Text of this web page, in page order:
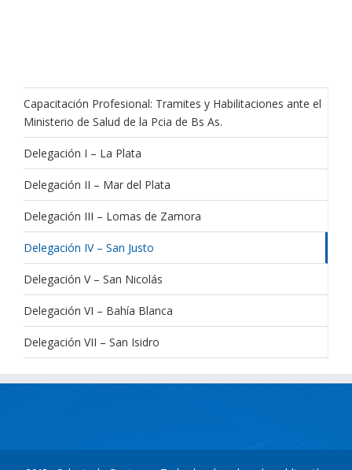
Capacitación Profesional: Tramites y Habilitaciones ante el
Ministerio de Salud de la Pcia de Bs As.
Delegación I – La Plata
Delegación II – Mar del Plata
Delegación III – Lomas de Zamora
Delegación IV – San Justo
Delegación V – San Nicolás
Delegación VI – Bahía Blanca
Delegación VII – San Isidro